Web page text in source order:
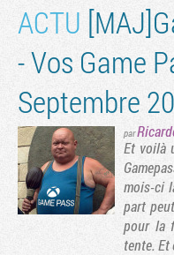
ACTU
- Vos Game
Septembre
par
Et voilà
mois-ci
part
pour la
tente. Et